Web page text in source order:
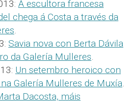
A escultora francesa
chega á Costa a través da
.
Savia nova con Berta Dávila
da Galería Mulleres.
Un setembro heroico con
Galería Mulleres de Muxía.
Dacosta, máis